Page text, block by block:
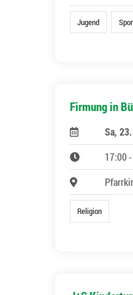
Jugend
Firmung in
Sa,
17:00
Religion